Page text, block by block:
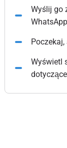
Wyślij go
Wyświetl